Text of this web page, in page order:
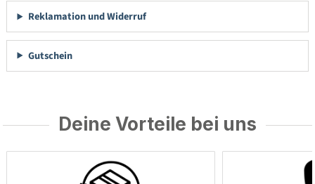
Reklamation und Widerruf
Gutschein
Deine Vorteile bei uns